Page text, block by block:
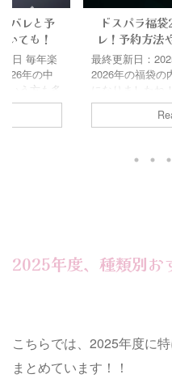
バレと予
ても！
日 毎年楽
年の中
いう方も多
hpは例年
福袋の中
ドスパラ福
レ！予約方法
最終更新日：
2026年の福袋の
になりましたね
スパラ福袋の気
レ）情報につい
人気なんです。
バレ)は？ドス
感想 ...
2025年度、種類別お
こちらでは、2025年度に
まとめています！！